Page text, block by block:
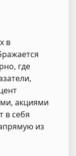
в
где
акциями
в себя
из